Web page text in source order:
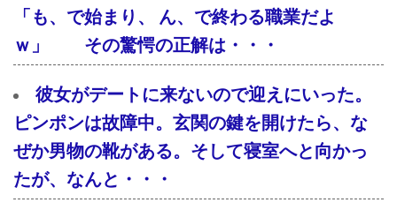
「も、で始まり、 ん、で終わる職業だよ
ｗ」 その驚愕の正解は・・・
彼女がデートに来ないので迎えにいった。
ピンポンは故障中。玄関の鍵を開けたら、な
ぜか男物の靴がある。そして寝室へと向かっ
たが、なんと・・・